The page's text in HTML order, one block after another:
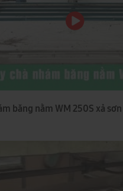
băng nằm WM 250S xả